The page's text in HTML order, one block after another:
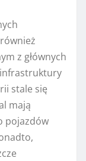
z głównych
stale się
mają
pojazdów